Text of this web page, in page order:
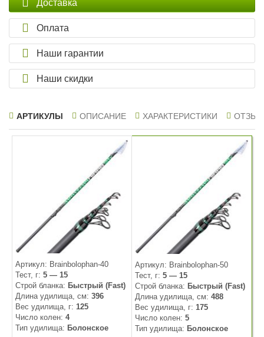
Доставка
Оплата
Наши гарантии
Наши скидки
АРТИКУЛЫ ОПИСАНИЕ ХАРАКТЕРИСТИКИ
Артикул: Brainbolophan-40
Тест, г 5 — 15
Строй бланка
Быстрый (Fast)
Длина удилища, см 396
Вес удилища, г 125
Число колен 4
Тип удилища
Болонское
Артикул: Brainbolophan-50
Тест, г 5 — 15
Строй бланка
Быстрый (Fast)
Длина удилища, см 488
Вес удилища, г 175
Число колен 5
Тип удилища
Болонское